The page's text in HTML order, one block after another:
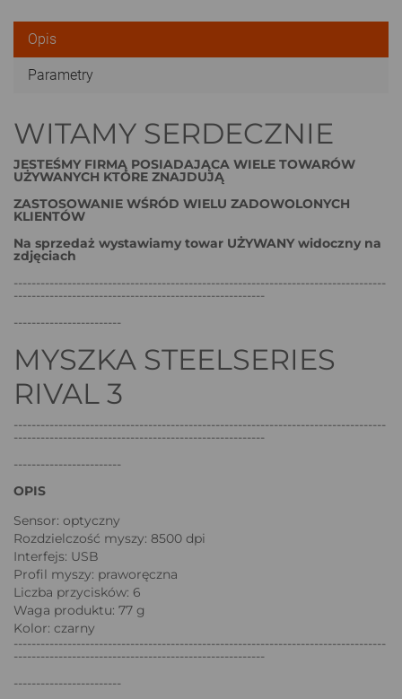
Opis
Parametry
WITAMY SERDECZNIE
JESTEŚMY FIRMĄ POSIADAJĄCA WIELE TOWARÓW
UŻYWANYCH KTÓRE ZNAJDUJĄ
ZASTOSOWANIE WŚRÓD WIELU ZADOWOLONYCH
KLIENTÓW
Na sprzedaż wystawiamy towar UŻYWANY widoczny na
zdjęciach
-----------------------------------------------------------------------------------
--------------------------------------------------------
------------------------
MYSZKA STEELSERIES
RIVAL 3
-----------------------------------------------------------------------------------
--------------------------------------------------------
------------------------
OPIS
Sensor: optyczny
Rozdzielczość myszy: 8500 dpi
Interfejs: USB
Profil myszy: praworęczna
Liczba przycisków: 6
Waga produktu: 77 g
Kolor: czarny
-----------------------------------------------------------------------------------
--------------------------------------------------------
------------------------